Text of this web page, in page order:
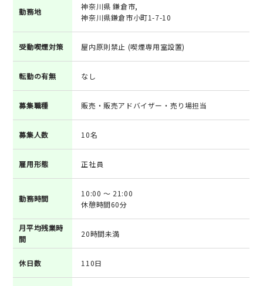
勤務地
神奈川県 鎌倉市,
神奈川県鎌倉市小町1-7-10
受動喫煙対策 屋内原則禁止 (喫煙専用室設置)
転勤の有無 なし
募集職種 販売・販売アドバイザー・売り場担当
募集人数 10名
雇用形態 正社員
勤務時間
10:00 ～ 21:00
休憩時間60分
月平均残業時
間
20時間未満
休日数 110日